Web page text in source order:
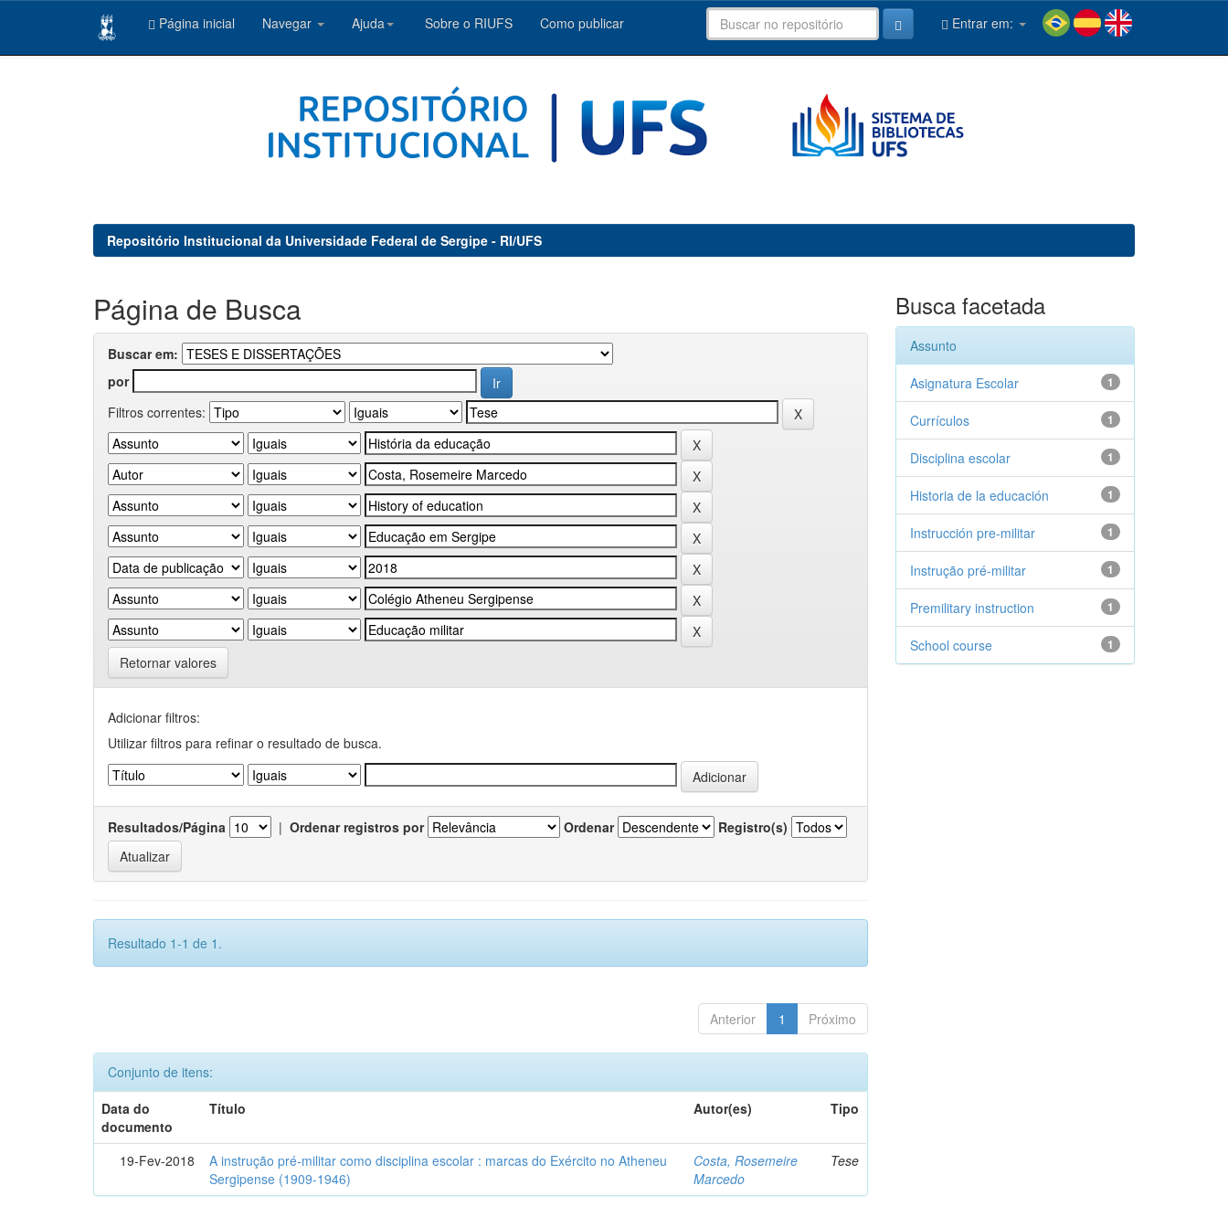
Página inicial Navegar Ajuda Sobre o RIUFS Como publicar Entrar em:
Repositório Institucional da Universidade Federal de Sergipe - RI/UFS
Página de Busca
Buscar em:
por
Filtros correntes:
Retornar valores
Adicionar filtros:
Utilizar filtros para refinar o resultado de busca.
Resultados/Página | Ordenar registros por Ordenar Registro(s)
Resultado 1-1 de 1.
Anterior 1 Próximo
Conjunto de itens:
Data do
documento
Título Autor(es) Tipo
19-Fev-2018
A instrução pré-militar como disciplina escolar : marcas do Exército no Atheneu
Sergipense (1909-1946)
Costa, Rosemeire
Marcedo
Tese
Busca facetada
Assunto
1
Asignatura Escolar
1
Currículos
1
Disciplina escolar
1
Historia de la educación
1
Instrucción pre-militar
1
Instrução pré-militar
1
Premilitary instruction
1
School course